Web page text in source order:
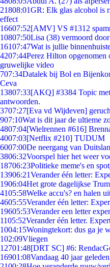
21808:01GR: Elk glas alcohol is
effect
16607:52[AMV] VS #1312
10807:50Lisa (38) vermoord
16107:47Wat is jullie
4207:44Perez Hilton opgenomen
gruwelijke video
707:34Datalek bij Bol en
Ceva
13807:33[AKQ] #3384 Topic
antwoorden.
3707:27[Eva vd Wijdeven]
907:10Wat is dit jaar de ultieme
4807:04[Wielrennen #616]
4007:03[Netflix #210] TUDUM
6007:00De neergang van
3806:32Voorspel hier het weer
18706:23Politieke meme's en
13906:21Verander één letter:
1906:04Het grote dagelijkse
4105:58Welke accu's? en halen
4605:55Verander één letter:
19605:53Verander een letter
1105:52Verander één letter.
1004:15Woningtekort: dus ga je
102:09Vliegen
12701:48[DRT SC] #6:
16901:08Vandaag 40 jaar